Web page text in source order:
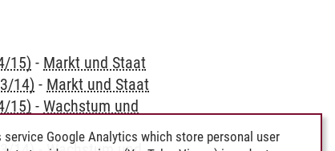
15) - Markt und Staat
14) - Markt und Staat
15) -Wachstum und
Google Analytics which store personal user